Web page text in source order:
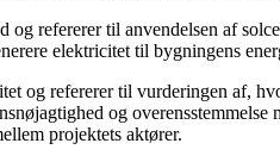
refererer til anvendelsen af
elektricitet til bygningens
og refererer til vurderingen af,
og
projektets aktører.